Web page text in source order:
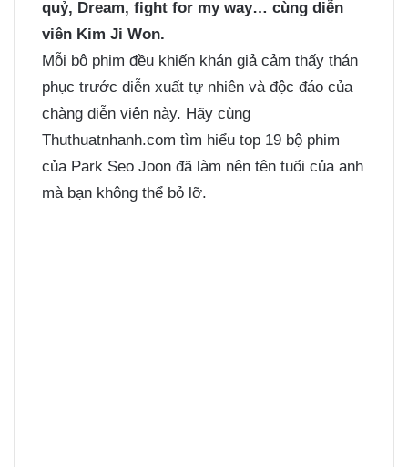
quỷ, Dream, fight for my way… cùng diễn
viên Kim Ji Won.
Mỗi bộ phim đều khiến khán giả cảm thấy thán
phục trước diễn xuất tự nhiên và độc đáo của
chàng diễn viên này. Hãy cùng
Thuthuatnhanh.com tìm hiểu top 19 bộ phim
của Park Seo Joon đã làm nên tên tuổi của anh
mà bạn không thể bỏ lỡ.